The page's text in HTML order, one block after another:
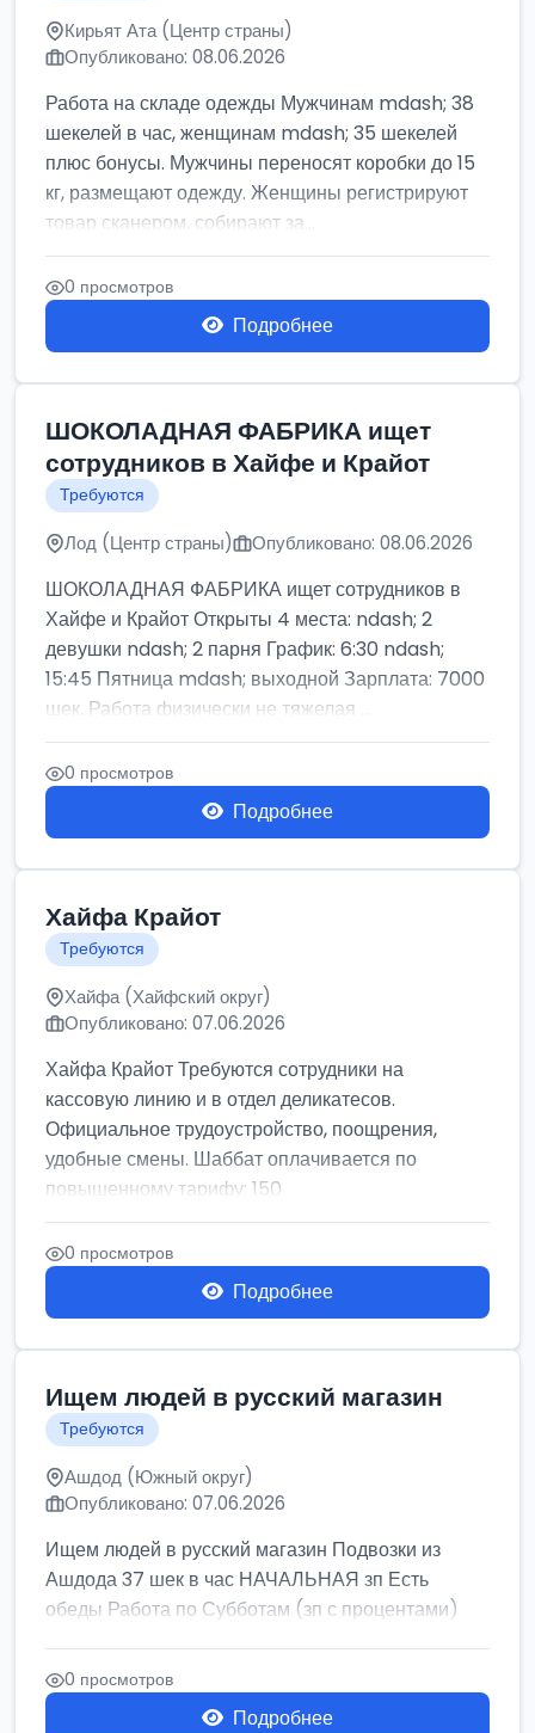
Кирьят Ата (Центр страны)
Опубликовано: 08.06.2026
Работа на складе одежды Мужчинам mdash; 38
шекелей в час, женщинам mdash; 35 шекелей
плюс бонусы. Мужчины переносят коробки до 15
кг, размещают одежду. Женщины регистрируют
товар сканером, собирают за...
0 просмотров
Подробнее
ШОКОЛАДНАЯ ФАБРИКА ищет
сотрудников в Хайфе и Крайот
Требуются
Лод (Центр страны) Опубликовано: 08.06.2026
ШОКОЛАДНАЯ ФАБРИКА ищет сотрудников в
Хайфе и Крайот Открыты 4 места: ndash; 2
девушки ndash; 2 парня График: 6:30 ndash;
15:45 Пятница mdash; выходной Зарплата: 7000
шек. Работа физически не тяжелая ...
0 просмотров
Подробнее
Хайфа Крайот
Требуются
Хайфа (Хайфский округ)
Опубликовано: 07.06.2026
Хайфа Крайот Требуются сотрудники на
кассовую линию и в отдел деликатесов.
Официальное трудоустройство, поощрения,
удобные смены. Шаббат оплачивается по
повышенному тарифу: 150
0 просмотров
Подробнее
Ищем людей в русский магазин
Требуются
Ашдод (Южный округ)
Опубликовано: 07.06.2026
Ищем людей в русский магазин Подвозки из
Ашдода 37 шек в час НАЧАЛЬНАЯ зп Есть
обеды Работа по Субботам (зп с процентами)
0 просмотров
Подробнее